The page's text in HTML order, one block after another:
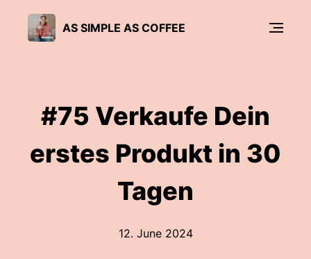
AS SIMPLE AS COFFEE
#75 Verkaufe Dein
erstes Produkt in 30
Tagen
12. June 2024